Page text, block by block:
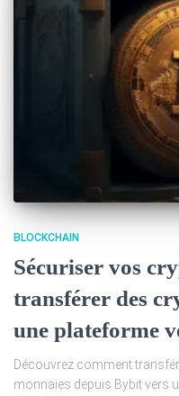
BLOCKCHAIN
Sécuriser vos
transférer des
une plateforme
Découvrez comment
monnaies depuis Bybit vers